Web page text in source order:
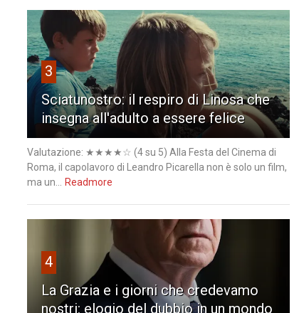
3
Sciatunostro: il respiro di Linosa che
insegna all'adulto a essere felice
Valutazione: ★★★★☆ (4 su 5) Alla Festa del Cinema di
Roma, il capolavoro di Leandro Picarella non è solo un film,
ma un...
Readmore
4
La Grazia e i giorni che credevamo
nostri: elogio del dubbio in un mondo